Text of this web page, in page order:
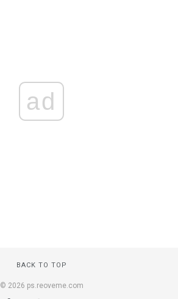
ad
BACK TO TOP
© 2026 ps.reoveme.com